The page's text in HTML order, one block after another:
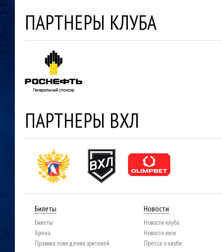
ПАРТНЕРЫ КЛУБА
ПАРТНЕРЫ ВХЛ
Билеты
Билеты
Арена
Правила поведения зрителей
Новости
Новости клуба
Новости лиги
Пресса о клубе